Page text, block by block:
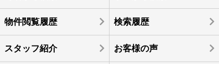
物件閲覧履歴 検索履歴
スタッフ紹介 お客様の声